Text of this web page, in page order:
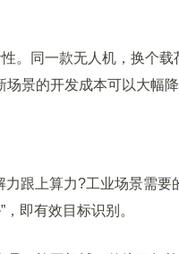
。同一款无人机，换个载
景的开发成本可以大幅降
跟上算力?工业场景需要
即有效目标识别。